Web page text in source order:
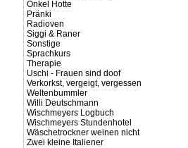
Onkel Hotte
Pränki
Radioven
Siggi & Raner
Sonstige
Sprachkurs
Therapie
Uschi - Frauen sind doof
Verkorkst, vergeigt, vergessen
Weltenbummler
Willi Deutschmann
Wischmeyers Logbuch
Wischmeyers Stundenhotel
Wäschetrockner weinen nicht
Zwei kleine Italiener